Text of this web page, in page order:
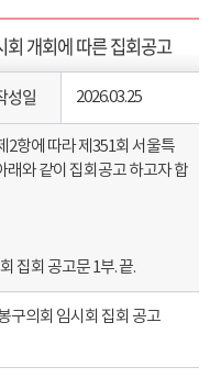
개회에 따른 집회공고
성일 2026.03.25
2항에 따라 제351회 서울특
래와 같이 집회공고 하고자 합
집회 공고문 1부. 끝.
구의회 임시회 집회 공고